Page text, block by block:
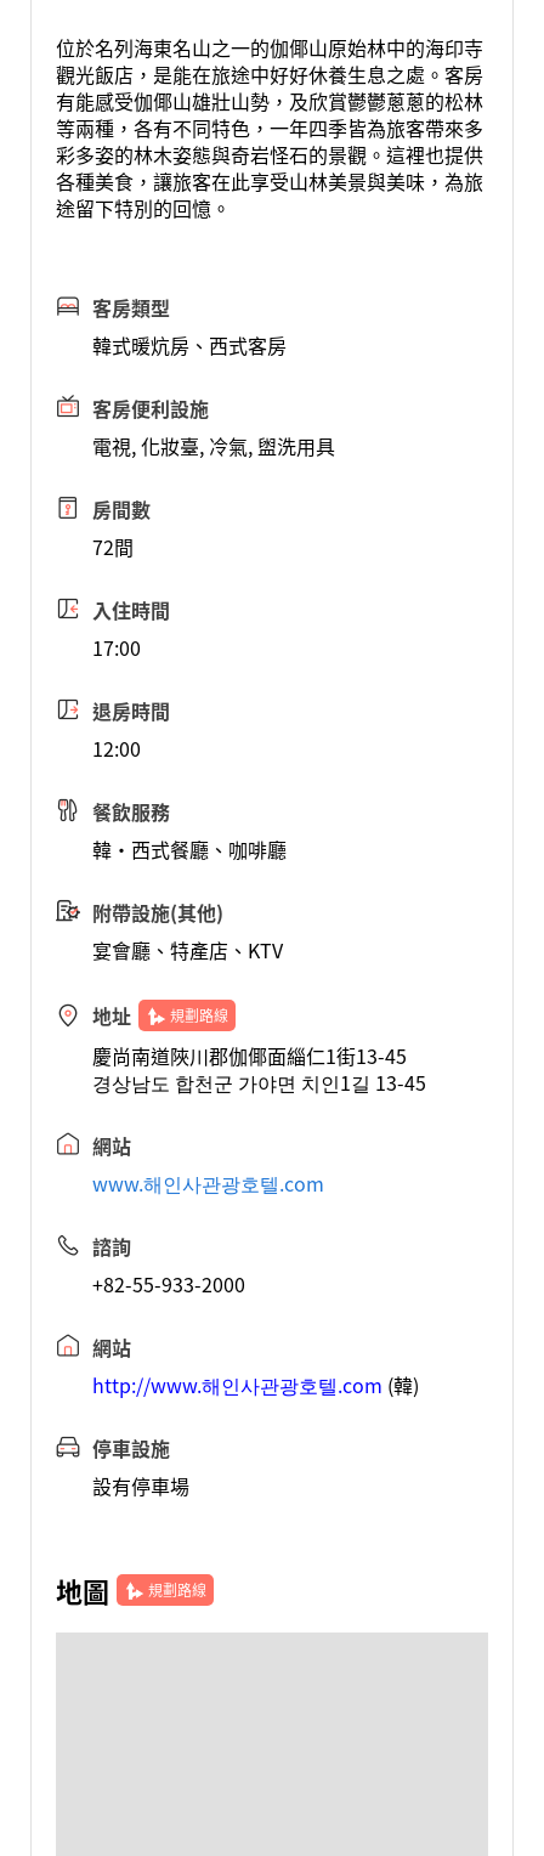
位於名列海東名山之一的伽倻山原始林中的海印寺
觀光飯店，是能在旅途中好好休養生息之處。客房
有能感受伽倻山雄壯山勢，及欣賞鬱鬱蔥蔥的松林
等兩種，各有不同特色，一年四季皆為旅客帶來多
彩多姿的林木姿態與奇岩怪石的景觀。這裡也提供
各種美食，讓旅客在此享受山林美景與美味，為旅
途留下特別的回憶。
客房類型
韓式暖炕房、西式客房
客房便利設施
電視, 化妝臺, 冷氣, 盥洗用具
房間數
72間
入住時間
17:00
退房時間
12:00
餐飲服務
韓‧西式餐廳、咖啡廳
附帶設施(其他)
宴會廳、特產店、KTV
地址 規劃路線
慶尚南道陜川郡伽倻面緇仁1街13-45
경상남도 합천군 가야면 치인1길 13-45
網站
www.해인사관광호텔.com
諮詢
+82-55-933-2000
網站
http://www.해인사관광호텔.com (韓)
停車設施
設有停車場
地圖 規劃路線